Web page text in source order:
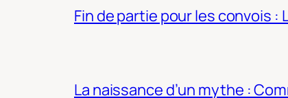
Fin de partie pour les convois :
La naissance d’un mythe :